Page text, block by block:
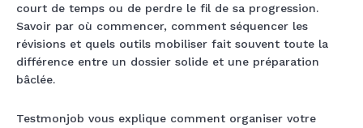
court de temps ou de perdre le fil de sa progression.
Savoir par où commencer, comment séquencer les
révisions et quels outils mobiliser fait souvent toute la
différence entre un dossier solide et une préparation
bâclée.
Testmonjob vous explique comment organiser votre